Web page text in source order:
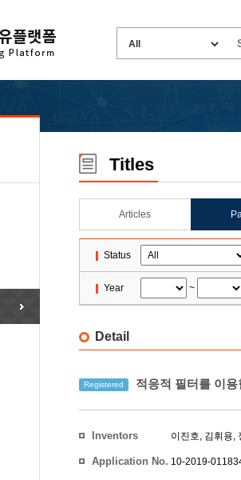
Titles
Articles
Status
Year ~
Detail
Registered 적응적 필터를 이
Inventors 이진호, 김휘용,
Application No. 10-2019-